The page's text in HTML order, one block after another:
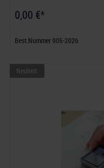
0,00 €*
Best.Nummer 905-2026
Neuheit